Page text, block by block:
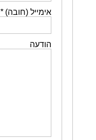
אימייל (חובה)*
הודעה